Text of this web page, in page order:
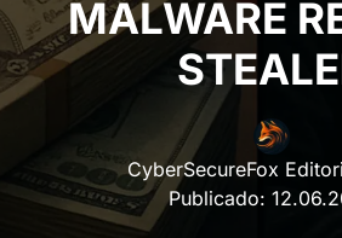
MALWARE
CyberSecureFox
Publicado: